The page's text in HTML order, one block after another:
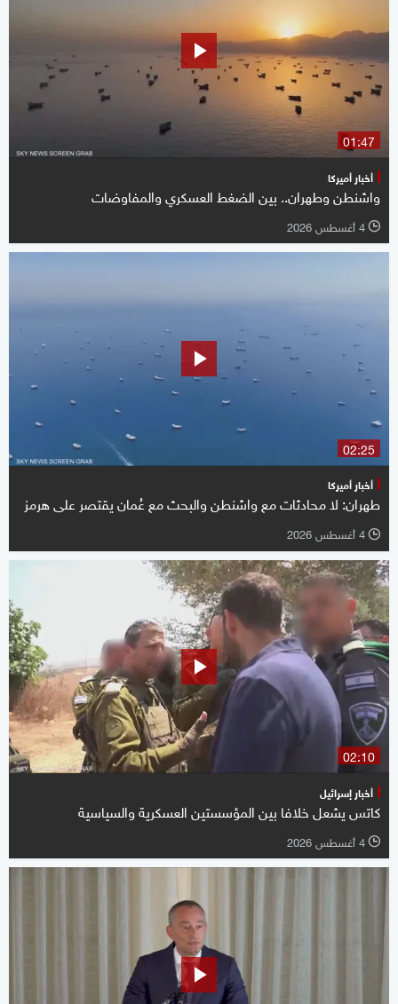
01:47
أخبار أميركا
واشنطن وطهران.. بين الضغط العسكري والمفاوضات
l 4 أغسطس 2026
02:25
أخبار أميركا
طهران: لا محادثات مع واشنطن والبحث مع عُمان يقتصر على هرمز
l 4 أغسطس 2026
02:10
أخبار إسرائيل
كاتس يشعل خلافا بين المؤسستين العسكرية والسياسية
l 4 أغسطس 2026